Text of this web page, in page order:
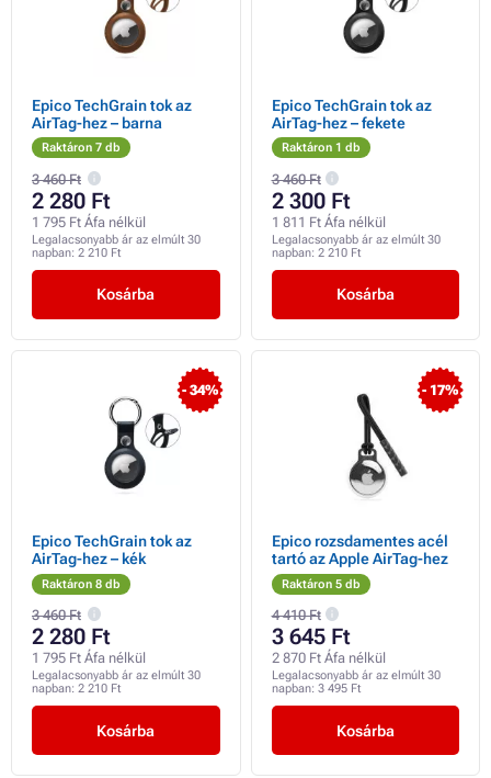
Epico TechGrain tok az
AirTag-hez – barna
Raktáron 7 db
3 460 Ft
2 280 Ft
1 795 Ft Áfa nélkül
Legalacsonyabb ár az elmúlt 30
napban: 2 210 Ft
Kosárba
Epico TechGrain tok az
AirTag-hez – fekete
Raktáron 1 db
3 460 Ft
2 300 Ft
1 811 Ft Áfa nélkül
Legalacsonyabb ár az elmúlt 30
napban: 2 210 Ft
Kosárba
- 34%
Epico TechGrain tok az
AirTag-hez – kék
Raktáron 8 db
3 460 Ft
2 280 Ft
1 795 Ft Áfa nélkül
Legalacsonyabb ár az elmúlt 30
napban: 2 210 Ft
Kosárba
- 17%
Epico rozsdamentes acél
tartó az Apple AirTag-hez
Raktáron 5 db
4 410 Ft
3 645 Ft
2 870 Ft Áfa nélkül
Legalacsonyabb ár az elmúlt 30
napban: 3 495 Ft
Kosárba